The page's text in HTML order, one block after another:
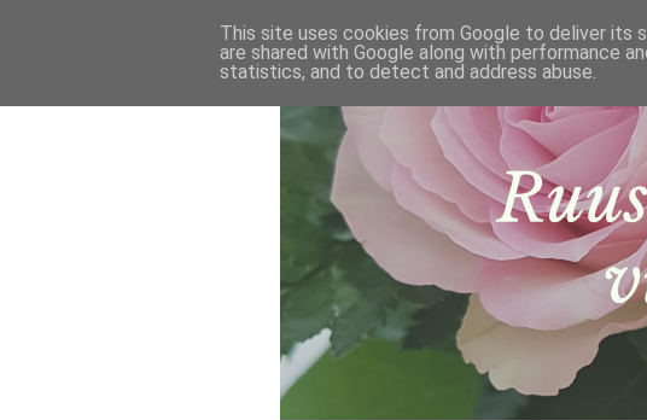
This site uses cookies from Google to deliver its
are shared with Google along with performance
statistics, and to detect and address abuse.